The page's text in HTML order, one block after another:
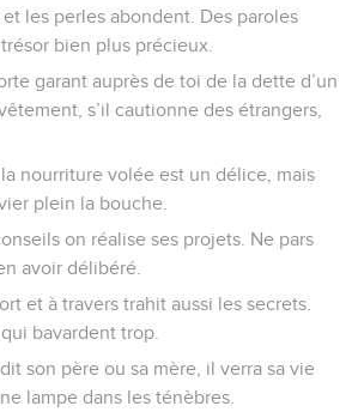
et les perles abondent. Des paroles
bien plus précieux.
garant auprès de toi de la dette d’un
s’il cautionne des étrangers,
nourriture volée est un délice, mais
plein la bouche.
on réalise ses projets. Ne pars
avoir délibéré.
et à travers trahit aussi les secrets.
bavardent trop.
son père ou sa mère, il verra sa vie
lampe dans les ténèbres.